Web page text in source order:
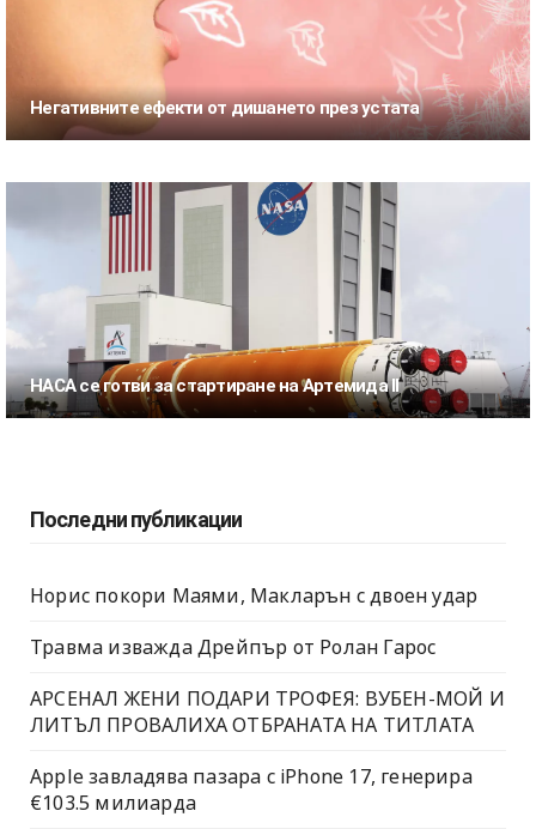
Негативните ефекти от дишането през устата
НАСА се готви за стартиране на Артемида II
Последни публикации
Норис покори Маями, Макларън с двоен удар
Травма изважда Дрейпър от Ролан Гарос
АРСЕНАЛ ЖЕНИ ПОДАРИ ТРОФЕЯ: ВУБЕН-МОЙ И
ЛИТЪЛ ПРОВАЛИХА ОТБРАНАТА НА ТИТЛАТА
Apple завладява пазара с iPhone 17, генерира
€103.5 милиарда